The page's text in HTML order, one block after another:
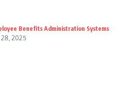
Benefits Administration Systems
28, 2025